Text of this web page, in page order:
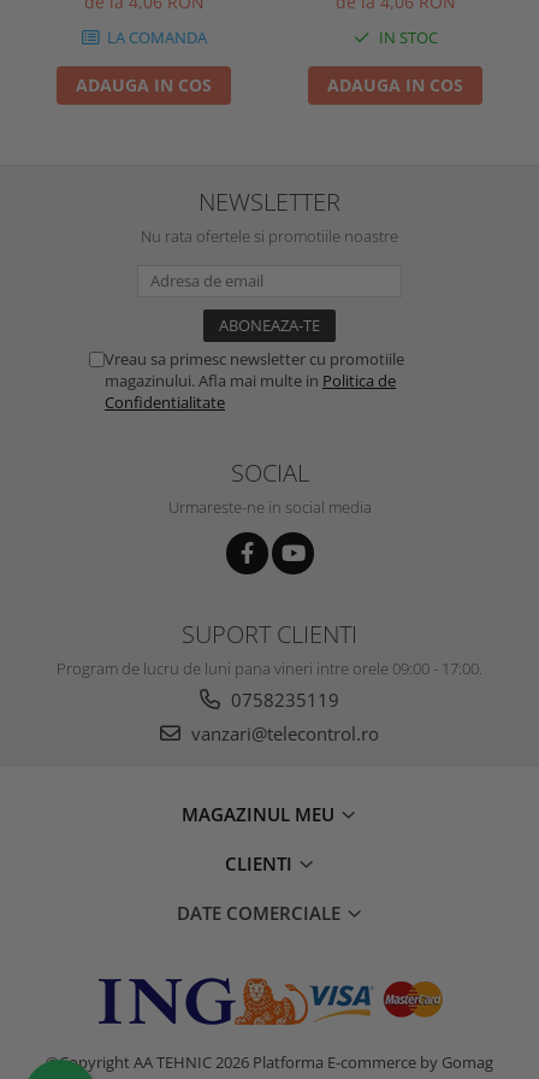
LA COMANDA
ADAUGA IN COS
IN STOC
ADAUGA IN COS
NEWSLETTER
Nu rata ofertele si promotiile noastre
Vreau sa primesc newsletter cu promotiile
magazinului. Afla mai multe in Politica de
Confidentialitate
SOCIAL
Urmareste-ne in social media
SUPORT CLIENTI
Program de lucru de luni pana vineri intre orele 09:00 - 17:00.
0758235119
vanzari@telecontrol.ro
MAGAZINUL MEU
CLIENTI
DATE COMERCIALE
©Copyright AA TEHNIC 2026 Platforma E-commerce by Gomag